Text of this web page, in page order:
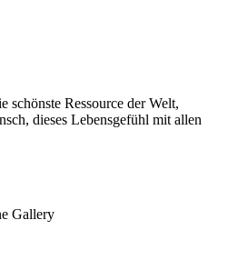
schönste Ressource der Welt,
dieses Lebensgefühl mit allen
Gallery